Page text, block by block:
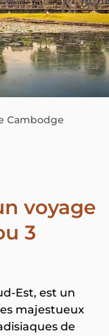
Cambodge
voyage
3
Est, est un
majestueux
de